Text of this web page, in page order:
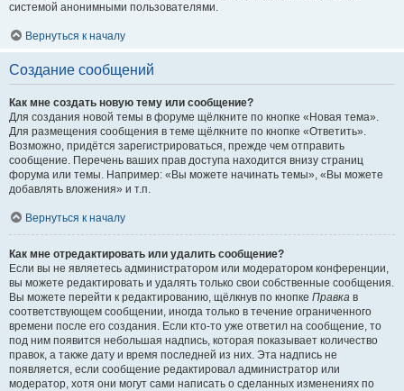
системой анонимными пользователями.
Вернуться к началу
Создание сообщений
Как мне создать новую тему или сообщение?
Для создания новой темы в форуме щёлкните по кнопке «Новая тема».
Для размещения сообщения в теме щёлкните по кнопке «Ответить».
Возможно, придётся зарегистрироваться, прежде чем отправить
сообщение. Перечень ваших прав доступа находится внизу страниц
форума или темы. Например: «Вы можете начинать темы», «Вы можете
добавлять вложения» и т.п.
Вернуться к началу
Как мне отредактировать или удалить сообщение?
Если вы не являетесь администратором или модератором конференции,
вы можете редактировать и удалять только свои собственные сообщения.
Вы можете перейти к редактированию, щёлкнув по кнопке Правка в
соответствующем сообщении, иногда только в течение ограниченного
времени после его создания. Если кто-то уже ответил на сообщение, то
под ним появится небольшая надпись, которая показывает количество
правок, а также дату и время последней из них. Эта надпись не
появляется, если сообщение редактировал администратор или
модератор, хотя они могут сами написать о сделанных изменениях по